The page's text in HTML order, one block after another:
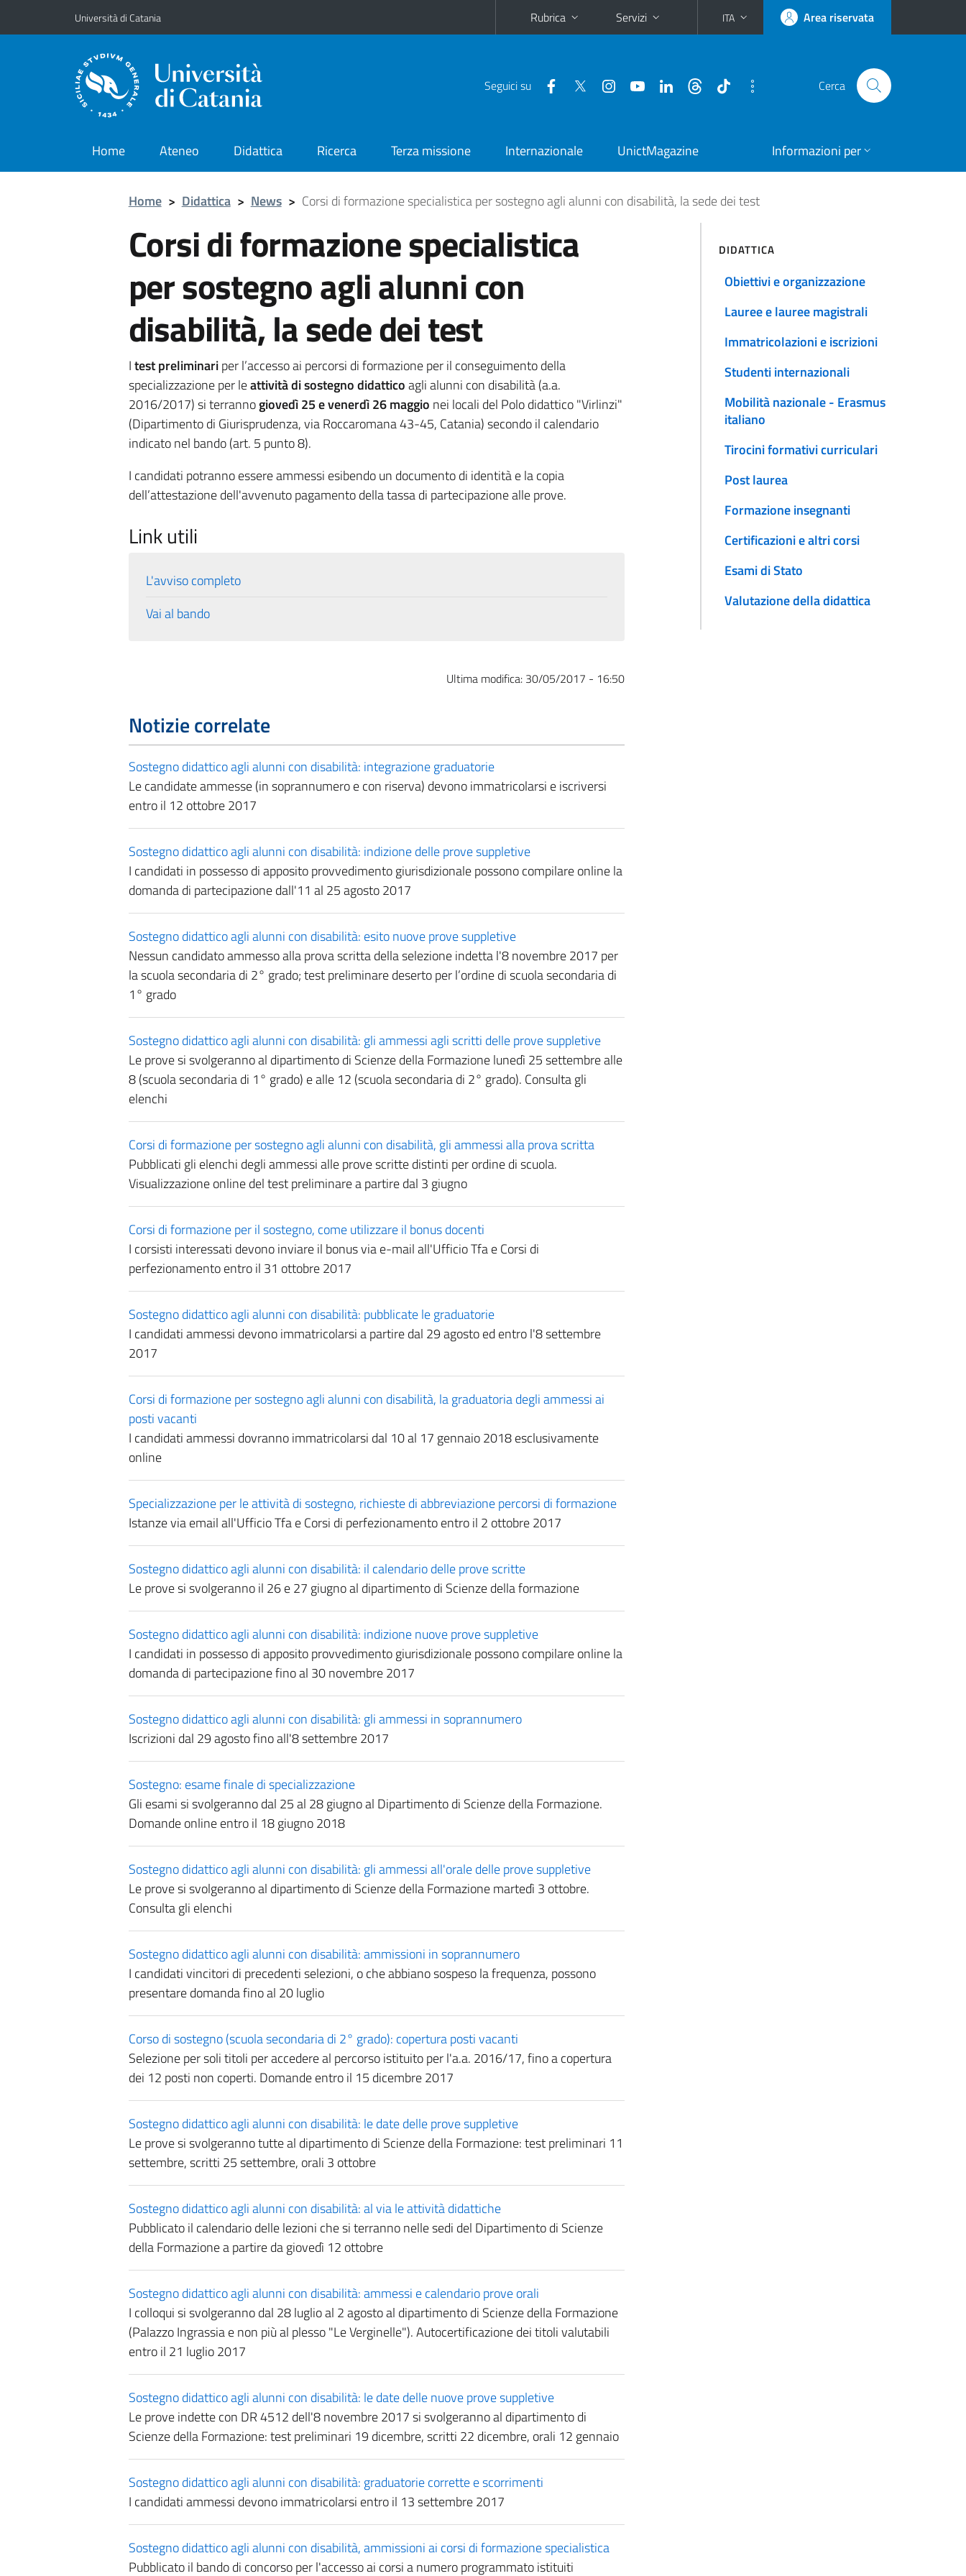
Vai al contenuto principale
Vai al menu di navigazione
Università di Catania Rubrica Servizi ITA Area riservata
Seguici su Cerca
Home Ateneo Didattica Ricerca Terza missione Internazionale UnictMagazine Informazioni per
Home > Didattica > News > Corsi di formazione specialistica per sostegno agli alunni con disabilità, la sede dei test
Corsi di formazione specialistica
per sostegno agli alunni con
disabilità, la sede dei test
Itest preliminariper l’accesso ai percorsi di formazione per il conseguimento della
specializzazione per leattività di sostegno didatticoagli alunni con disabilità (a.a.
2016/2017) si terrannogiovedì 25 e venerdì 26 maggio nei locali del Polo didattico "Virlinzi"
(Dipartimento di Giurisprudenza, via Roccaromana 43-45, Catania) secondo il calendario
indicato nel bando (art. 5 punto 8).
I candidati potranno essere ammessi esibendo un documento di identità e la copia
dell’attestazione dell'avvenuto pagamento della tassa di partecipazione alle prove.
Link utili
L'avviso completo
Vai al bando
Ultima modifica: 30/05/2017 - 16:50
Notizie correlate
Sostegno didattico agli alunni con disabilità: integrazione graduatorie
Le candidate ammesse (in soprannumero e con riserva) devono immatricolarsi e iscriversi
entro il 12 ottobre 2017
Sostegno didattico agli alunni con disabilità: indizione delle prove suppletive
I candidati in possesso di apposito provvedimento giurisdizionale possono compilare online la
domanda di partecipazione dall'11 al 25 agosto 2017
Sostegno didattico agli alunni con disabilità: esito nuove prove suppletive
Nessun candidato ammesso alla prova scritta della selezione indetta l'8 novembre 2017 per
la scuola secondaria di 2° grado; test preliminare deserto per l’ordine di scuola secondaria di
1° grado
Sostegno didattico agli alunni con disabilità: gli ammessi agli scritti delle prove suppletive
Le prove si svolgeranno al dipartimento di Scienze della Formazione lunedì 25 settembre alle
8 (scuola secondaria di 1° grado) e alle 12 (scuola secondaria di 2° grado). Consulta gli
elenchi
Corsi di formazione per sostegno agli alunni con disabilità, gli ammessi alla prova scritta
Pubblicati gli elenchi degli ammessi alle prove scritte distinti per ordine di scuola.
Visualizzazione online del test preliminare a partire dal 3 giugno
Corsi di formazione per il sostegno, come utilizzare il bonus docenti
I corsisti interessati devono inviare il bonus via e-mail all'Ufficio Tfa e Corsi di
perfezionamento entro il 31 ottobre 2017
Sostegno didattico agli alunni con disabilità: pubblicate le graduatorie
I candidati ammessi devono immatricolarsi a partire dal 29 agosto ed entro l'8 settembre
2017
Corsi di formazione per sostegno agli alunni con disabilità, la graduatoria degli ammessi ai
posti vacanti
I candidati ammessi dovranno immatricolarsi dal 10 al 17 gennaio 2018 esclusivamente
online
Specializzazione per le attività di sostegno, richieste di abbreviazione percorsi di formazione
Istanze via email all'Ufficio Tfa e Corsi di perfezionamento entro il 2 ottobre 2017
Sostegno didattico agli alunni con disabilità: il calendario delle prove scritte
Le prove si svolgeranno il 26 e 27 giugno al dipartimento di Scienze della formazione
Sostegno didattico agli alunni con disabilità: indizione nuove prove suppletive
I candidati in possesso di apposito provvedimento giurisdizionale possono compilare online la
domanda di partecipazione fino al 30 novembre 2017
Sostegno didattico agli alunni con disabilità: gli ammessi in soprannumero
Iscrizioni dal 29 agosto fino all'8 settembre 2017
Sostegno: esame finale di specializzazione
Gli esami si svolgeranno dal 25 al 28 giugno al Dipartimento di Scienze della Formazione.
Domande online entro il 18 giugno 2018
Sostegno didattico agli alunni con disabilità: gli ammessi all'orale delle prove suppletive
Le prove si svolgeranno al dipartimento di Scienze della Formazione martedì 3 ottobre.
Consulta gli elenchi
Sostegno didattico agli alunni con disabilità: ammissioni in soprannumero
I candidati vincitori di precedenti selezioni, o che abbiano sospeso la frequenza, possono
presentare domanda fino al 20 luglio
Corso di sostegno (scuola secondaria di 2° grado): copertura posti vacanti
Selezione per soli titoli per accedere al percorso istituito per l'a.a. 2016/17, fino a copertura
dei 12 posti non coperti. Domande entro il 15 dicembre 2017
Sostegno didattico agli alunni con disabilità: le date delle prove suppletive
Le prove si svolgeranno tutte al dipartimento di Scienze della Formazione: test preliminari 11
settembre, scritti 25 settembre, orali 3 ottobre
Sostegno didattico agli alunni con disabilità: al via le attività didattiche
Pubblicato il calendario delle lezioni che si terranno nelle sedi del Dipartimento di Scienze
della Formazione a partire da giovedì 12 ottobre
Sostegno didattico agli alunni con disabilità: ammessi e calendario prove orali
I colloqui si svolgeranno dal 28 luglio al 2 agosto al dipartimento di Scienze della Formazione
(Palazzo Ingrassia e non più al plesso "Le Verginelle"). Autocertificazione dei titoli valutabili
entro il 21 luglio 2017
Sostegno didattico agli alunni con disabilità: le date delle nuove prove suppletive
Le prove indette con DR 4512 dell'8 novembre 2017 si svolgeranno al dipartimento di
Scienze della Formazione: test preliminari 19 dicembre, scritti 22 dicembre, orali 12 gennaio
Sostegno didattico agli alunni con disabilità: graduatorie corrette e scorrimenti
I candidati ammessi devono immatricolarsi entro il 13 settembre 2017
Sostegno didattico agli alunni con disabilità, ammissioni ai corsi di formazione specialistica
Pubblicato il bando di concorso per l'accesso ai corsi a numero programmato istituiti
DIDATTICA
Obiettivi e organizzazione
Lauree e lauree magistrali
Immatricolazioni e iscrizioni
Studenti internazionali
Mobilità nazionale - Erasmus
italiano
Tirocini formativi curriculari
Post laurea
Formazione insegnanti
Certificazioni e altri corsi
Esami di Stato
Valutazione della didattica